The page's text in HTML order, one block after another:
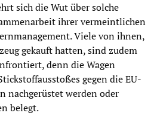
sich die Wut über solche
ihrer vermeintlichen
Viele von ihnen,
gekauft hatten, sind zudem
denn die Wagen
gegen die EU-
nachgerüstet werden oder
belegt.